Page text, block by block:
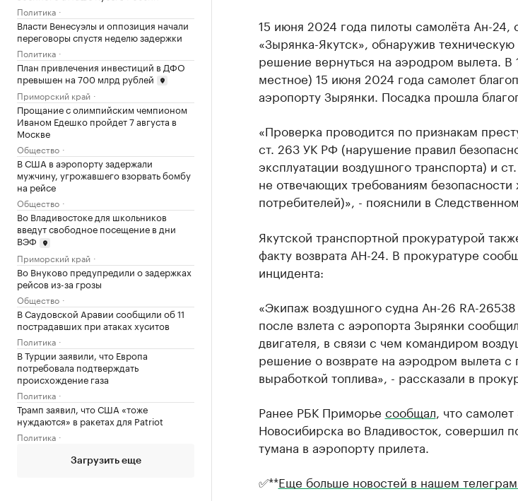
Политика
Власти Венесуэлы и оппозиция начали
переговоры спустя неделю задержки
Политика
План привлечения инвестиций в ДФО
превышен на 700 млрд рублей
Приморский край
Прощание с олимпийским чемпионом
Иваном Едешко пройдет 7 августа в
Москве
Общество
В США в аэропорту задержали
мужчину, угрожавшего взорвать бомбу
на рейсе
Общество
Во Владивостоке для школьников
введут свободное посещение в дни
ВЭФ
Приморский край
Во Внуково предупредили о задержках
рейсов из-за грозы
Общество
В Саудовской Аравии сообщили об 11
пострадавших при атаках хуситов
Политика
В Турции заявили, что Европа
потребовала подтверждать
происхождение газа
Политика
Трамп заявил, что США «тоже
нуждаются» в ракетах для Patriot
Политика
Загрузить еще
15 июня 2024 года пилоты самолёта Ан-
«Зырянка-Якутск», обнаружив
решение вернуться на аэродром вылета. В
местное) 15 июня 2024 года самолет
аэропорту Зырянки. Посадка прошла
«Проверка проводится по признакам
ст. 263 УК РФ (нарушение правил
эксплуатации воздушного транспорта) и
не отвечающих требованиям безопасности
потребителей)», - пояснили в
Якутской транспортной прокуратурой
факту возврата АН-24. В прокуратуре
инцидента:
«Экипаж воздушного судна Ан-26 RA-
после взлета с аэропорта Зырянки
двигателя, в связи с чем командиром
решение о возврате на аэродром вылета с
выработкой топлива», - рассказали в
Ранее РБК Приморье сообщал , что
Новосибирска во Владивосток, совершил
тумана в аэропорту прилета.
✅**Еще больше новостей в нашем